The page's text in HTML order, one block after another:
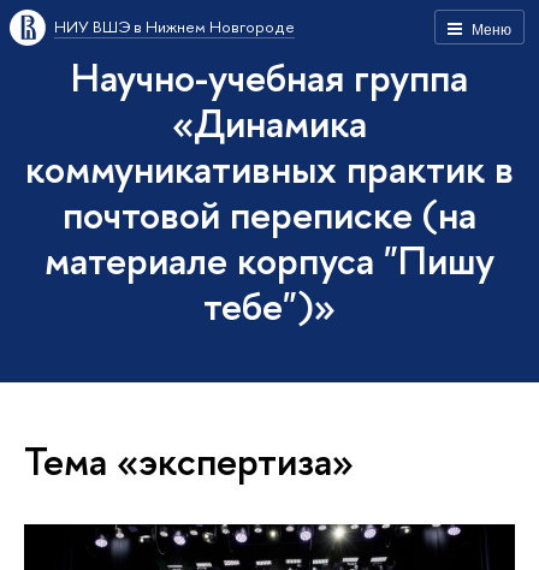
Меню
НИУ ВШЭ в Нижнем Новгороде
Научно-учебная группа
«Динамика
коммуникативных практик в
почтовой переписке (на
материале корпуса "Пишу
тебе")»
Тема «экспертиза»